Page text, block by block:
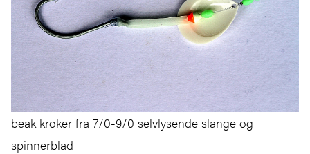
beak kroker fra 7/0-9/0 selvlysende slange og
spinnerblad